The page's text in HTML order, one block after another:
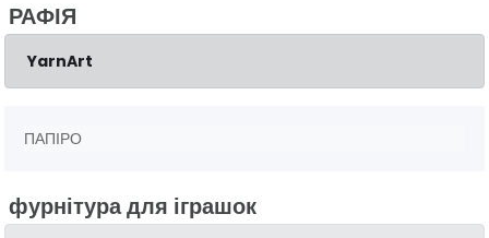
РАФІЯ
YarnArt
ПАПІРО
фурнітура для іграшок